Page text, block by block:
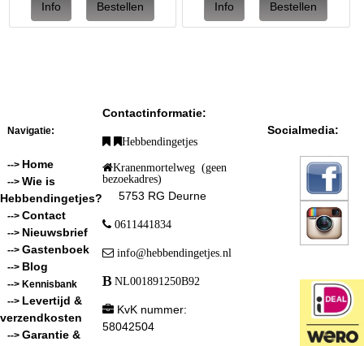
Navigatie:
--> Home
--> Wie is
Hebbendingetjes?
--> Contact
--> Nieuwsbrief
--> Gastenboek
--> Blog
--> Kennisbank
--> Levertijd &
verzendkosten
--> Garantie &
Contactinformatie:
Hebbendingetjes
Kranenmortelweg (geen
bezoekadres)
5753 RG Deurne
0611441834
info@hebbendingetjes.nl
NL001891250B92
KvK nummer:
58042504
Socialmedia: